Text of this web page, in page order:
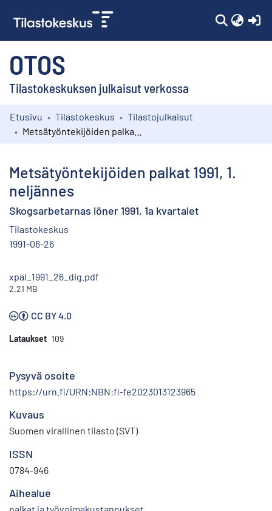
OTOS
Tilastokeskuksen julkaisut verkossa
Kokoelmat
Etusivu Tilastokeskus
Tilastojulkaisut
Metsätyöntekijöiden palkat 1991, 1.
neljännes
Skogsarbetarnas löner 1991, 1a kvartalet
Tilastokeskus
1991-06-26
xpal_1991_26_dig.pdf
2.21 MB
CC BY 4.0
Lataukset 109
Pysyvä osoite
https://urn.fi/URN:NBN:fi-fe2023013123965
Kuvaus
Suomen virallinen tilasto (SVT)
ISSN
0784-946
Aihealue